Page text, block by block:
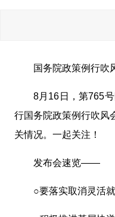
国务院政策例行吹
8月16日，第765
行国务院政策例行吹风
关情况。一起关注！
发布会速览——
○要落实取消灵活